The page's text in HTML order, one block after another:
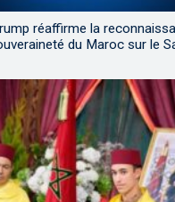
réaffirme la
du Maroc sur le